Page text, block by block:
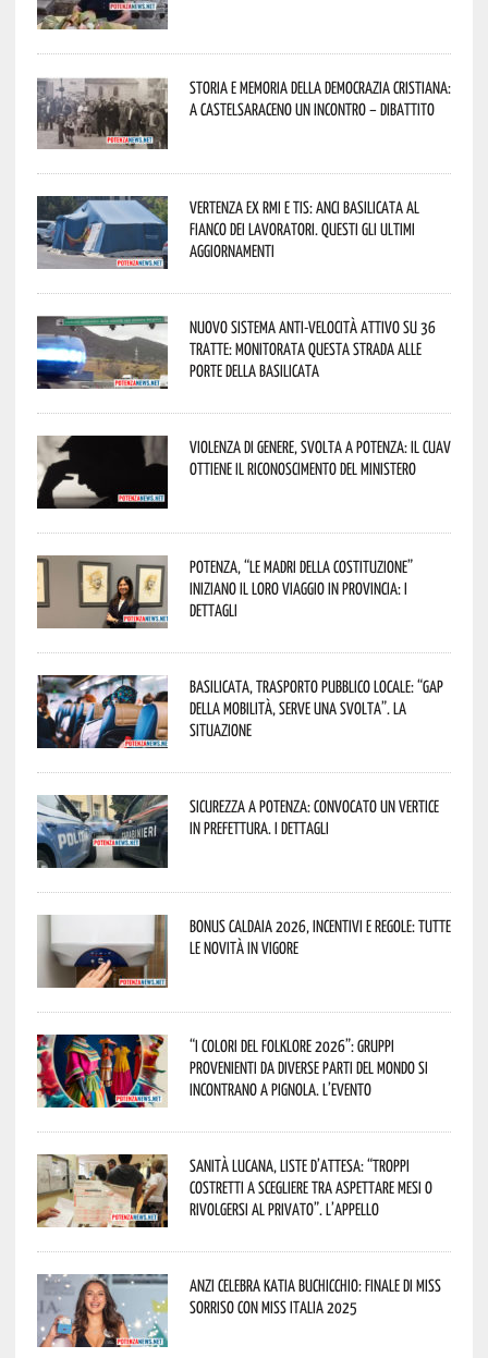
Storia e memoria della Democrazia Cristiana:
a Castelsaraceno un incontro – dibattito
Vertenza ex RMI e TIS: ANCI Basilicata al
fianco dei lavoratori. Questi gli ultimi
aggiornamenti
Nuovo sistema anti-velocità attivo su 36
tratte: monitorata questa strada alle
porte della Basilicata
Violenza di genere, svolta a Potenza: il CUAV
ottiene il riconoscimento del Ministero
Potenza, “Le Madri della Costituzione”
iniziano il loro viaggio in provincia: i
dettagli
Basilicata, trasporto pubblico locale: “Gap
della mobilità, serve una svolta”. La
situazione
Sicurezza a Potenza: convocato un vertice
in Prefettura. I dettagli
Bonus caldaia 2026, incentivi e regole: tutte
le novità in vigore
“I Colori del Folklore 2026”: gruppi
provenienti da diverse parti del mondo si
incontrano a Pignola. L’evento
Sanità lucana, liste d’attesa: “Troppi
costretti a scegliere tra aspettare mesi o
rivolgersi al privato”. L’appello
Anzi celebra Katia Buchicchio: finale di Miss
Sorriso con Miss Italia 2025